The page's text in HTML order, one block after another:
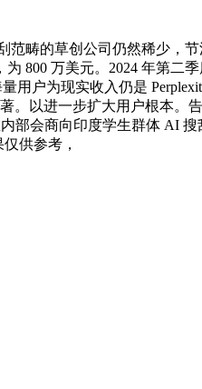
的草创公司仍然稀少，节
800 万美元。2024 年第二
户为现实收入仍是
。以进一步扩大用户根本
部会商向印度学生群体 AI
供参考，